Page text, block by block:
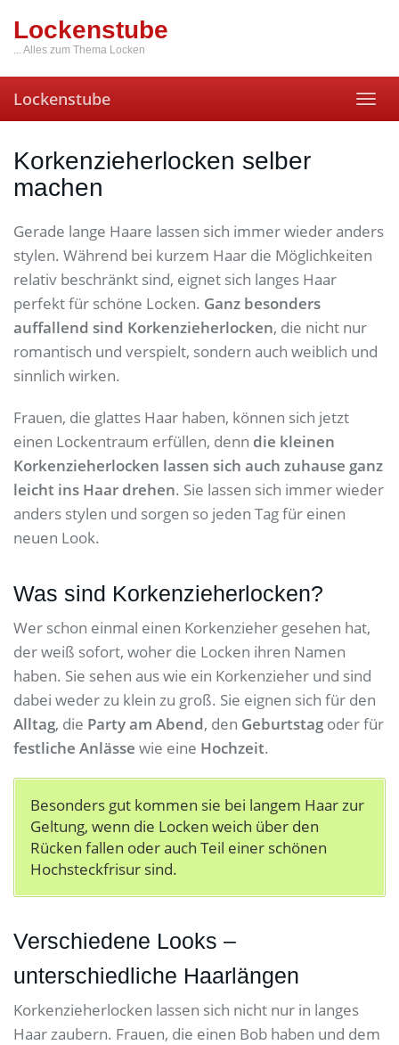
mainLockenstube
... Alles zum Thema Locken
Lockenstube
Korkenzieherlocken selber
machen
Gerade lange Haare lassen sich immer wieder anders
stylen. Während bei kurzem Haar die Möglichkeiten
relativ beschränkt sind, eignet sich langes Haar
perfekt für schöne Locken. Ganz besonders
auffallend sind Korkenzieherlocken, die nicht nur
romantisch und verspielt, sondern auch weiblich und
sinnlich wirken.
Frauen, die glattes Haar haben, können sich jetzt
einen Lockentraum erfüllen, denn die kleinen
Korkenzieherlocken lassen sich auch zuhause ganz
leicht ins Haar drehen. Sie lassen sich immer wieder
anders stylen und sorgen so jeden Tag für einen
neuen Look.
Was sind Korkenzieherlocken?
Wer schon einmal einen Korkenzieher gesehen hat,
der weiß sofort, woher die Locken ihren Namen
haben. Sie sehen aus wie ein Korkenzieher und sind
dabei weder zu klein zu groß. Sie eignen sich für den
Alltag, die Party am Abend, den Geburtstag oder für
festliche Anlässe wie eine Hochzeit.
Besonders gut kommen sie bei langem Haar zur
Geltung, wenn die Locken weich über den
Rücken fallen oder auch Teil einer schönen
Hochsteckfrisur sind.
Verschiedene Looks –
unterschiedliche Haarlängen
Korkenzieherlocken lassen sich nicht nur in langes
Haar zaubern. Frauen, die einen Bob haben und dem